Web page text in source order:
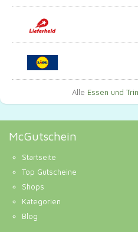
Alle Essen und
McGutschein
Startseite
Top Gutscheine
Shops
Kategorien
Blog